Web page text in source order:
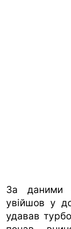
За даними
увійшов у
удавав